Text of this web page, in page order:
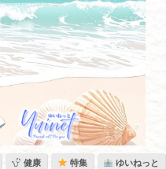
健康 特集 ゆいねっと